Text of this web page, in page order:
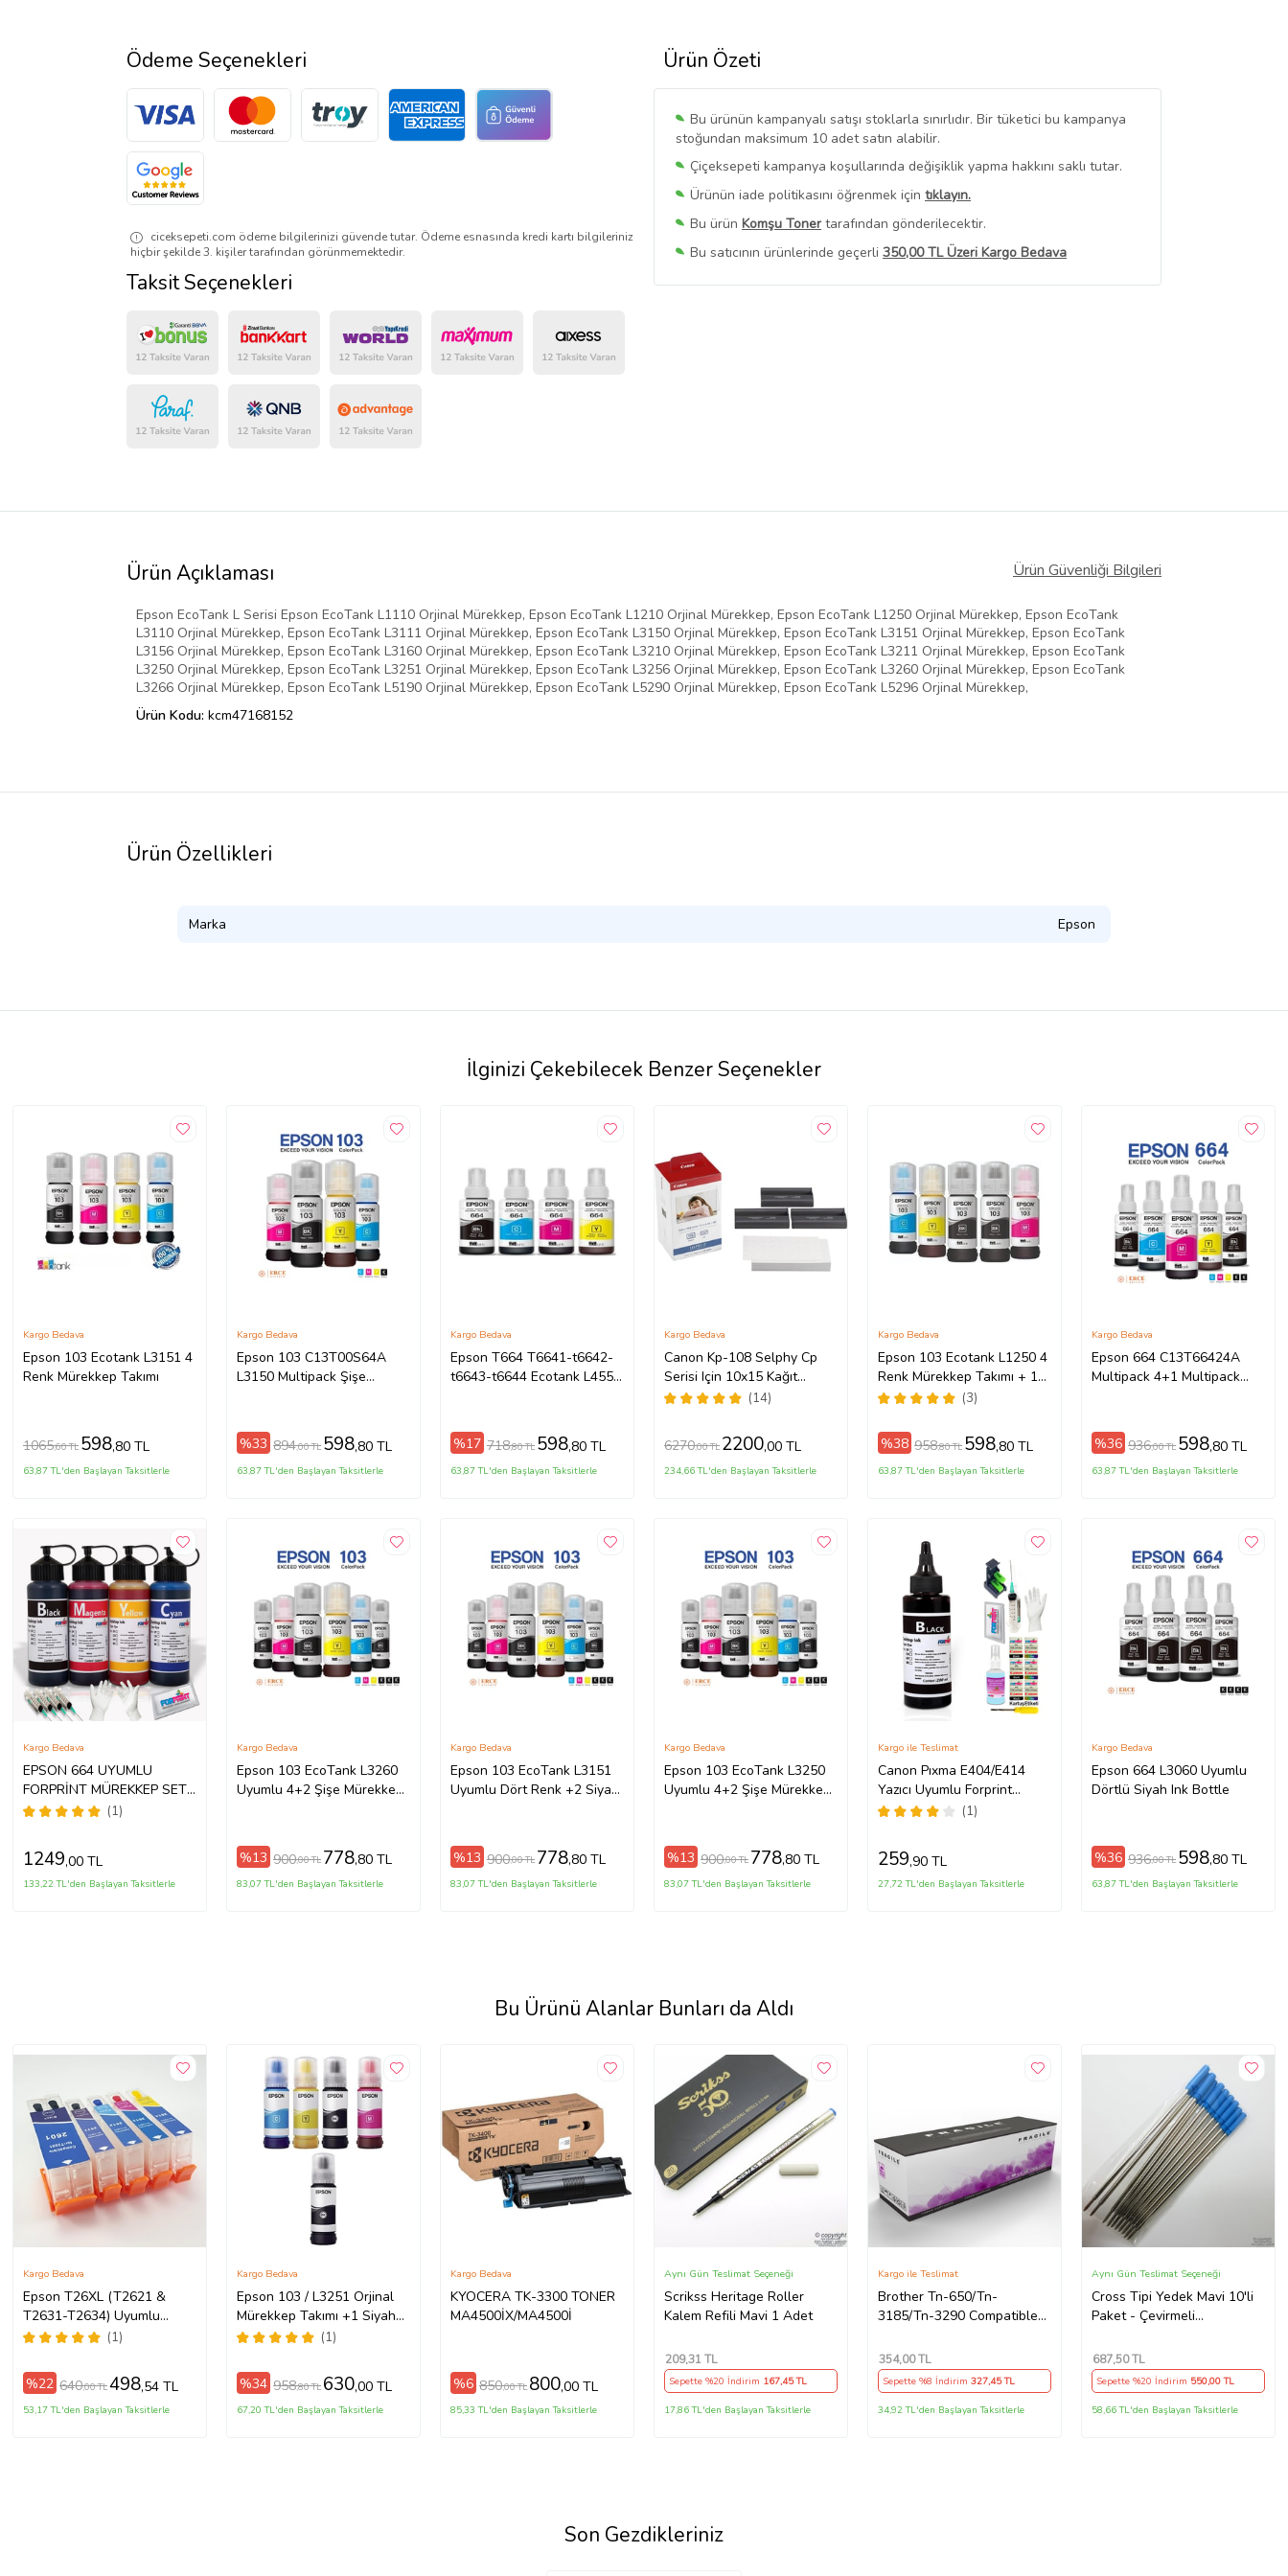
Ürün Özeti
Bu ürünün kampanyalı satışı stoklarla sınırlıdır. Bir tüketici bu kampanya
stoğundan maksimum 10 adet satın alabilir.
Çiçeksepeti kampanya koşullarında değişiklik yapma hakkını saklı tutar.
Ürünün iade politikasını öğrenmek için tıklayın.
Bu ürün Komşu Toner tarafından gönderilecektir.
Bu satıcının ürünlerinde geçerli 350,00 TL Üzeri Kargo Bedava
Bu SatıcınınTüm Ürünlerini Görüntüle
Ödeme Seçenekleri
ciceksepeti.com ödeme bilgilerinizi güvende tutar. Ödeme esnasında kredi kartı bilgileriniz
hiçbir şekilde 3. kişiler tarafından görünmemektedir.
Taksit Seçenekleri
Ürün Açıklaması Ürün Güvenliği Bilgileri
Epson EcoTank L Serisi Epson EcoTank L1110 Orjinal Mürekkep, Epson EcoTank L1210 Orjinal Mürekkep, Epson EcoTank L1250 Orjinal Mürekkep, Epson EcoTank
L3110 Orjinal Mürekkep, Epson EcoTank L3111 Orjinal Mürekkep, Epson EcoTank L3150 Orjinal Mürekkep, Epson EcoTank L3151 Orjinal Mürekkep, Epson EcoTank
L3156 Orjinal Mürekkep, Epson EcoTank L3160 Orjinal Mürekkep, Epson EcoTank L3210 Orjinal Mürekkep, Epson EcoTank L3211 Orjinal Mürekkep, Epson EcoTank
L3250 Orjinal Mürekkep, Epson EcoTank L3251 Orjinal Mürekkep, Epson EcoTank L3256 Orjinal Mürekkep, Epson EcoTank L3260 Orjinal Mürekkep, Epson EcoTank
L3266 Orjinal Mürekkep, Epson EcoTank L5190 Orjinal Mürekkep, Epson EcoTank L5290 Orjinal Mürekkep, Epson EcoTank L5296 Orjinal Mürekkep,
Ürün Kodu: kcm47168152
Ürün Özellikleri
Marka Epson
İlginizi Çekebilecek Benzer Seçenekler
Epson 103 Ecotank L3151 4
Renk Mürekkep Takımı
Kargo Bedava
1065,60 TL 598,80 TL
63,87 TL'den Başlayan Taksitlerle
Epson 103 C13T00S64A
L3150 Multipack Şişe
Kargo Bedava
%33 894,00 TL 598,80 TL
63,87 TL'den Başlayan Taksitlerle
Epson T664 T6641-t6642-
t6643-t6644 Ecotank L455
Kargo Bedava
%17 718,80 TL 598,80 TL
63,87 TL'den Başlayan Taksitlerle
Canon Kp-108 Selphy Cp
Serisi Için 10x15 Kağıt
Kartuş Set
(14)
Kargo Bedava
6270,00 TL 2200,00 TL
234,66 TL'den Başlayan Taksitlerle
Epson 103 Ecotank L1250 4
Renk Mürekkep Takımı + 1
Siyah Mürekkep
(3)
Kargo Bedava
%38 958,80 TL 598,80 TL
63,87 TL'den Başlayan Taksitlerle
Epson 664 C13T66424A
Multipack 4+1 Multipack
Kargo Bedava
%36 936,00 TL 598,80 TL
63,87 TL'den Başlayan Taksitlerle
EPSON 664 UYUMLU
FORPRİNT MÜREKKEP SETİ
4X500ml L3050, L3060,
(1)
Kargo Bedava
1249,00 TL
133,22 TL'den Başlayan Taksitlerle
Epson 103 EcoTank L3260
Uyumlu 4+2 Şişe Mürekkep
Kargo Bedava
%13 900,00 TL 778,80 TL
83,07 TL'den Başlayan Taksitlerle
Epson 103 EcoTank L3151
Uyumlu Dört Renk +2 Siyah
Kargo Bedava
%13 900,00 TL 778,80 TL
83,07 TL'den Başlayan Taksitlerle
Epson 103 EcoTank L3250
Uyumlu 4+2 Şişe Mürekkep
Kargo Bedava
%13 900,00 TL 778,80 TL
83,07 TL'den Başlayan Taksitlerle
Canon Pıxma E404/E414
Yazıcı Uyumlu Forprint
Dolum Seti 200ml Siyah
(1)
Kargo ile Teslimat
259,90 TL
27,72 TL'den Başlayan Taksitlerle
Epson 664 L3060 Uyumlu
Dörtlü Siyah Ink Bottle
Kargo Bedava
%36 936,00 TL 598,80 TL
63,87 TL'den Başlayan Taksitlerle
Bu Ürünü Alanlar Bunları da Aldı
Epson T26XL (T2621 &
T2631-T2634) Uyumlu
Kolay Dolan Kartuş - 5 Renk
(1)
Kargo Bedava
%22 640,00 TL498,54 TL
53,17 TL'den Başlayan Taksitlerle
Epson 103 / L3251 Orjinal
Mürekkep Takımı +1 Siyah
Hediyeli
(1)
Kargo Bedava
%34 958,80 TL 630,00 TL
67,20 TL'den Başlayan Taksitlerle
KYOCERA TK-3300 TONER
MA4500İX/MA4500İ
Kargo Bedava
%6 850,00 TL 800,00 TL
85,33 TL'den Başlayan Taksitlerle
Scrikss Heritage Roller
Kalem Refili Mavi 1 Adet
Aynı Gün Teslimat Seçeneği
209,31 TL
Sepette %20 İndirim 167,45 TL
17,86 TL'den Başlayan Taksitlerle
Brother Tn-650/Tn-
3185/Tn-3290 Compatible
Kargo ile Teslimat
354,00 TL
Sepette %8 İndirim327,45 TL
34,92 TL'den Başlayan Taksitlerle
Cross Tipi Yedek Mavi 10'li
Paket - Çevirmeli
Aynı Gün Teslimat Seçeneği
687,50 TL
Sepette %20 İndirim 550,00 TL
58,66 TL'den Başlayan Taksitlerle
Son Gezdikleriniz